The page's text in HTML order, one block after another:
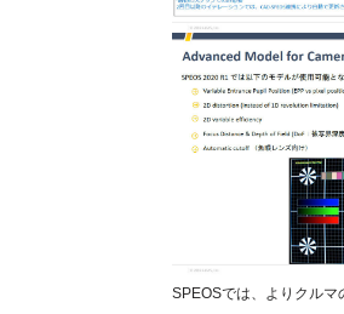
SPEOSでは、よりクル